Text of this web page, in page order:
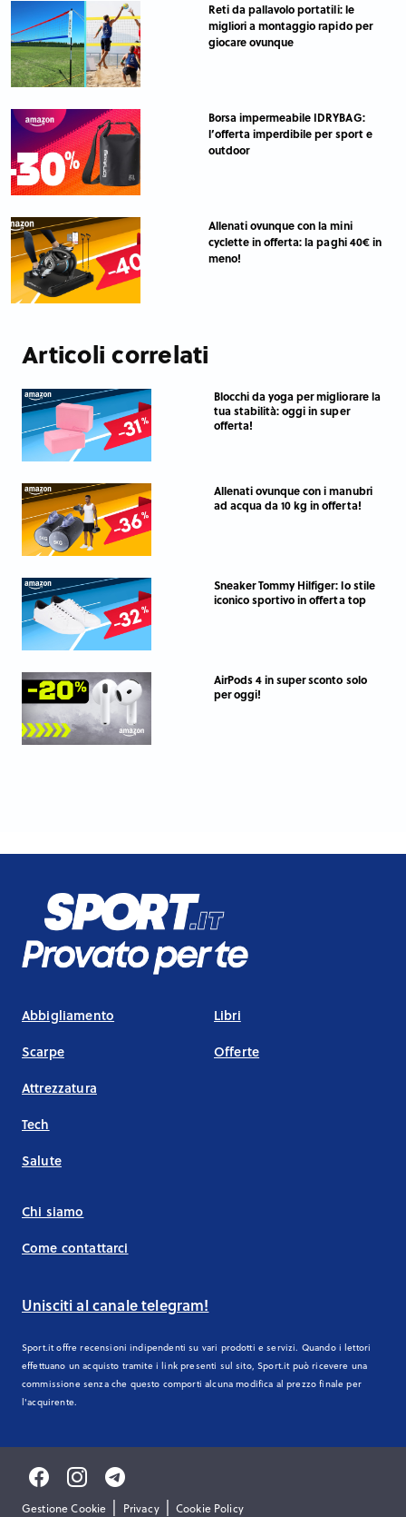
Reti da pallavolo portatili: le
migliori a montaggio rapido per
giocare ovunque
Borsa impermeabile IDRYBAG:
l’offerta imperdibile per sport e
outdoor
Allenati ovunque con la mini
cyclette in offerta: la paghi 40€ in
meno!
Articoli correlati
Blocchi da yoga per migliorare la
tua stabilità: oggi in super
offerta!
Allenati ovunque con i manubri
ad acqua da 10 kg in offerta!
Sneaker Tommy Hilfiger: lo stile
iconico sportivo in offerta top
AirPods 4 in super sconto solo
per oggi!
Abbigliamento
Scarpe
Attrezzatura
Tech
Salute
Libri
Offerte
Chi siamo
Come contattarci
Unisciti al canale telegram!
Sport.it offre recensioni indipendenti su vari prodotti e servizi. Quando i lettori
effettuano un acquisto tramite i link presenti sul sito, Sport.it può ricevere una
commissione senza che questo comporti alcuna modifica al prezzo finale per
l'acquirente.
Gestione Cookie | Privacy | Cookie Policy